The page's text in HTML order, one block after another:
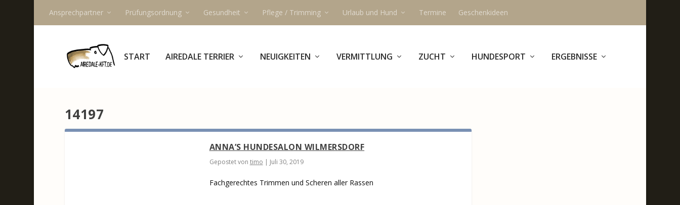
Ansprechpartner Prüfungsordnung Gesundheit Pflege / Trimming Urlaub und Hund Termine Geschenkideen
START AIREDALE TERRIER NEUIGKEITEN VERMITTLUNG ZUCHT HUNDESPORT ERGEBNISSE
14197
ANNA’S HUNDESALON WILMERSDORF
Gepostet von timo | Juli 30, 2019
Fachgerechtes Trimmen und Scheren aller Rassen